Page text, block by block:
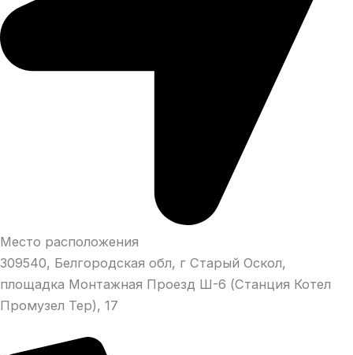
Место расположения
309540, Белгородская обл, г Старый Оскол,
площадка Монтажная Проезд Ш-6 (Станция Котел
Промузел Тер), 17